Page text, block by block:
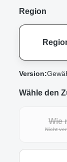
Region
Version:
Wähle den
Wie
Nicht